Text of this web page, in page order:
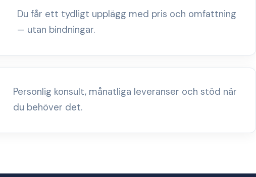
Du får ett tydligt upplägg med pris och omfattning
— utan bindningar.
Personlig konsult, månatliga leveranser och stöd när
du behöver det.